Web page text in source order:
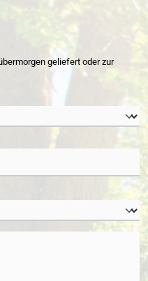
geliefert oder zur